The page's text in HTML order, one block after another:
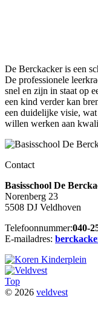
De Berckacker is een
De professionele
snel en zijn in staat op
een kind verder kan
een duidelijke visie,
willen werken aan
Contact
Basisschool De
Norenberg 23
5508 DJ Veldhoven
Telefoonnummer:040-
E-mailadres:
Top
© 2026 veldvest